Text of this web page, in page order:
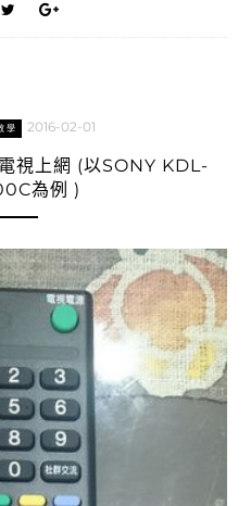
學 2016-02-01
視上網 (以SONY KDL-
為例 )